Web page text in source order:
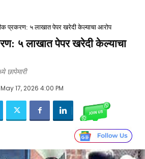
प्रकरण: ५ लाखात पेपर खरेदी केल्याचा आरोप
५ लाखात पेपर खरेदी केल्याचा
छापेमारी
May 17, 2026 4:00 PM